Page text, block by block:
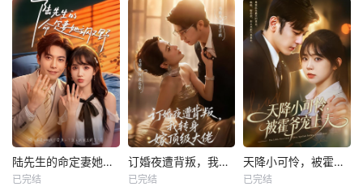
陆先生的命定妻她飒又野
已完结
订婚夜遭背叛，我转身嫁顶级大佬
已完结
天降小可怜，被霍爷宠上天
已完结